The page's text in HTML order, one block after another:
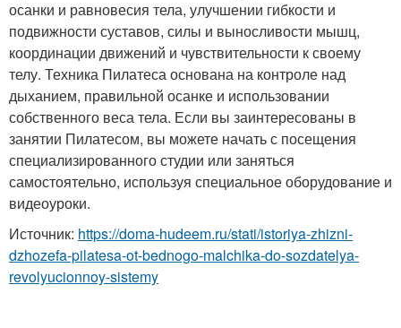
осанки и равновесия тела, улучшении гибкости и
подвижности суставов, силы и выносливости мышц,
координации движений и чувствительности к своему
телу. Техника Пилатеса основана на контроле над
дыханием, правильной осанке и использовании
собственного веса тела. Если вы заинтересованы в
занятии Пилатесом, вы можете начать с посещения
специализированного студии или заняться
самостоятельно, используя специальное оборудование и
видеоуроки.
Источник: https://doma-hudeem.ru/stati/istoriya-zhizni-
dzhozefa-pilatesa-ot-bednogo-malchika-do-sozdatelya-
revolyucionnoy-sistemy